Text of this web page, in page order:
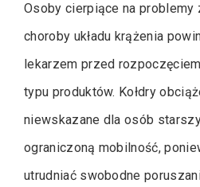
Osoby cierpiące na problemy
choroby układu krążenia
lekarzem przed
typu produktów. Kołdry
niewskazane dla osób
ograniczoną mobilność,
utrudniać swobodne